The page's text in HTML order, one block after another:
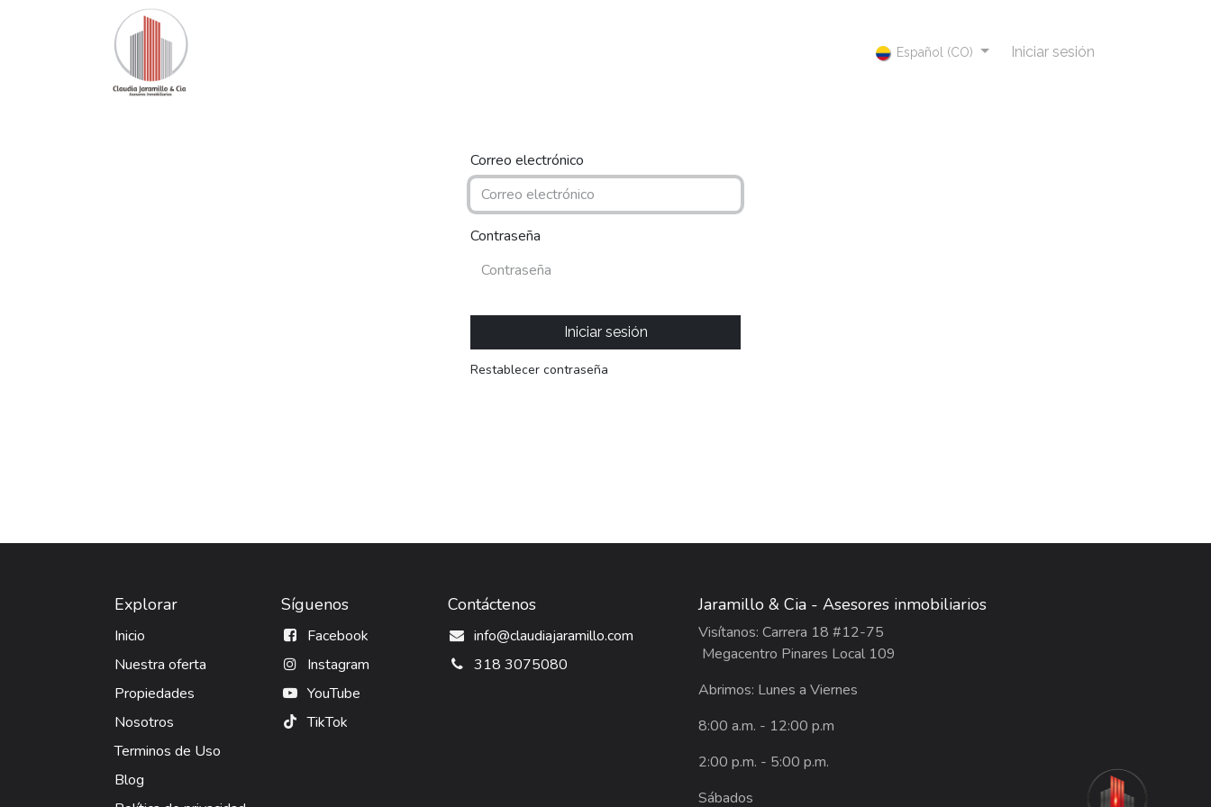
Español (CO) Iniciar sesión
Correo electrónico
Contraseña
Iniciar sesión
Restablecer contraseña
Explorar
Inicio
Nuestra oferta
Propiedades
Nosotros
Terminos de Uso
Blog
Síguenos
Facebook
Instagram
YouTube
TikTok
Contáctenos
info@claudiajaramillo.com
318 3075080
Jaramillo & Cia - Asesores inmobiliarios
Visítanos: Carrera 18 #12-75
Megacentro Pinares Local 109
Abrimos: Lunes a Viernes
8:00 a.m. - 12:00 p.m
2:00 p.m. - 5:00 p.m.
Sábados